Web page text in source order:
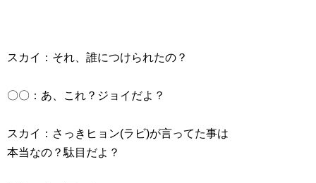
スカイ：それ、誰につけられたの？
〇〇：あ、これ？ジョイだよ？
スカイ：さっきヒョン(ラビ)が言ってた事は
本当なの？駄目だよ？